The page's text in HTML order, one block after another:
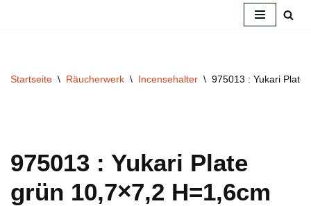
Startseite \ Räucherwerk \ Incensehalter \ 975013 : Yukari Plate
975013 : Yukari Plate
grün 10,7×7,2 H=1,6cm